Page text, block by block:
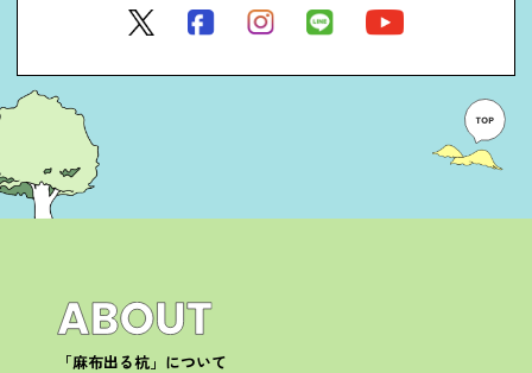
「麻布出る杭」について